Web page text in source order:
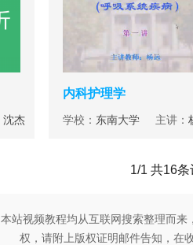
沈杰
内科护理学
学校： 东南大学 主讲：
1/1 共16条
本站视频教程均从互联网搜索整理而
权，请附上版权证明邮件告知，在